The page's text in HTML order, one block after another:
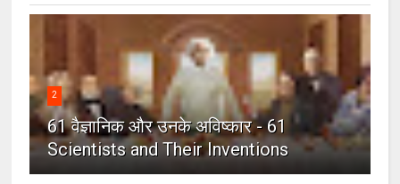
2
61 वैज्ञानिक और उनके अविष्कार - 61
Scientists and Their Inventions